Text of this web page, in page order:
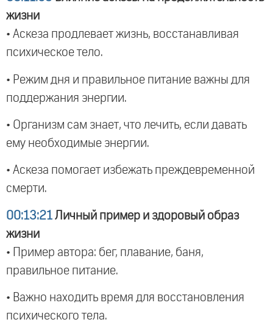
жизни
• Аскеза продлевает жизнь, восстанавливая
психическое тело.
• Режим дня и правильное питание важны для
поддержания энергии.
• Организм сам знает, что лечить, если давать
ему необходимые энергии.
• Аскеза помогает избежать преждевременной
смерти.
00:13:21 Личный пример и здоровый образ
жизни
• Пример автора: бег, плавание, баня,
правильное питание.
• Важно находить время для восстановления
психического тела.